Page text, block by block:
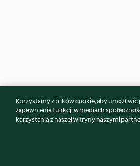
Może spodoba Ci
Korzystamy z plików cookie, aby umożliwić
zapewnienia funkcji w mediach
korzystania z naszej witryny naszymi